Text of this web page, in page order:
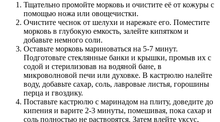
Тщательно промойте морковь и очистите её от кожуры с
помощью ножа или овощечистки.
Очистите чеснок от шелухи и нарежьте его. Поместите
морковь в глубокую емкость, залейте кипятком и
добавьте немного соли.
Оставьте морковь мариноваться на 5-7 минут.
Подготовьте стеклянные банки и крышки, промыв их с
содой и стерилизовав на водяной бане, в
микроволновой печи или духовке. В кастрюлю налейте
воду, добавьте сахар, соль, лавровые листья, горошины
перца и гвоздику.
Поставьте кастрюлю с маринадом на плиту, доведите до
кипения и варите 2-3 минуты, помешивая, пока сахар и
соль полностью не растворятся. Затем влейте уксус,